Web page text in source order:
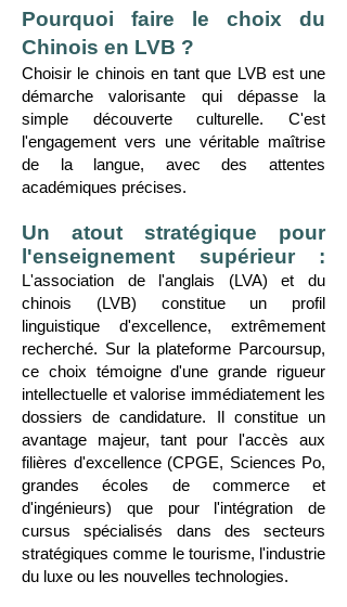
Pourquoi faire le choix du
Chinois en LVB ?
Choisir le chinois en tant que LVB est une
démarche valorisante qui dépasse la
simple découverte culturelle. C'est
l'engagement vers une véritable maîtrise
de la langue, avec des attentes
académiques précises.
Un atout stratégique pour
l'enseignement supérieur :
L'association de l'anglais (LVA) et du
chinois (LVB) constitue un profil
linguistique d'excellence, extrêmement
recherché. Sur la plateforme Parcoursup,
ce choix témoigne d'une grande rigueur
intellectuelle et valorise immédiatement les
dossiers de candidature. Il constitue un
avantage majeur, tant pour l'accès aux
filières d'excellence (CPGE, Sciences Po,
grandes écoles de commerce et
d'ingénieurs) que pour l'intégration de
cursus spécialisés dans des secteurs
stratégiques comme le tourisme, l'industrie
du luxe ou les nouvelles technologies.